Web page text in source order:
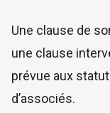
Une clause de
une clause
prévue aux
d’associés.